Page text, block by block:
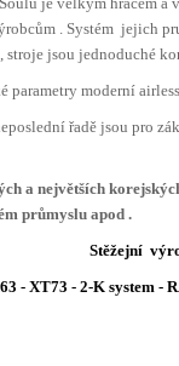
. Systém jejich
stroje jsou jednoduché
moderní
řadě jsou pro
a největších
průmyslu apod .
Stěžejní
- XT73 - 2-K system -